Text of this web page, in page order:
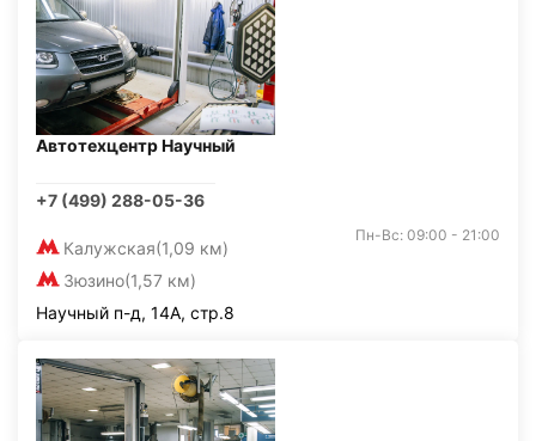
Автотехцентр Научный
+7 (499) 288-05-36
Калужская(1,09 км)
Зюзино(1,57 км)
Пн-Вс: 09:00 - 21:00
Научный п-д, 14А, стр.8